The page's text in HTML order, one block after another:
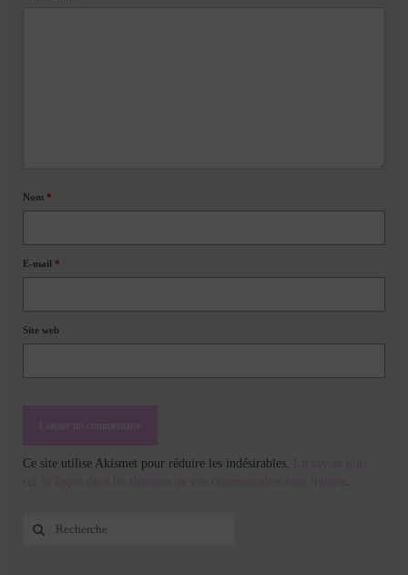
Nom *
E-mail *
Site web
Ce site utilise Akismet pour réduire les indésirables.
Rechercher